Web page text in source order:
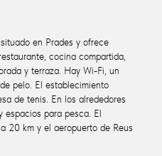
en Prades y ofrece
cocina compartida,
y terraza. Hay Wi-Fi, un
pelo. El establecimiento
de tenis. En los alrededores
espacios para pesca. El
20 km y el aeropuerto de Reus